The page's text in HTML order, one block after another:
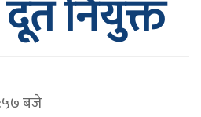
नियुक्त
बजे